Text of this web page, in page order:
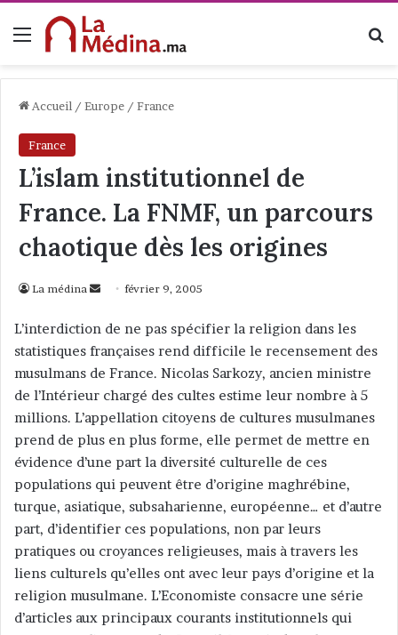
Menu
Accueil / Europe / France
France
L’islam institutionnel de
France. La FNMF, un parcours
chaotique dès les origines
La médina
v
o
y
e
r
u
n
c
o
u
février 9, 2005
L’interdiction de ne pas spécifier la religion dans les
statistiques françaises rend difficile le recensement des
musulmans de France. Nicolas Sarkozy, ancien ministre
de l’Intérieur chargé des cultes estime leur nombre à 5
millions. L’appellation citoyens de cultures musulmanes
prend de plus en plus forme, elle permet de mettre en
évidence d’une part la diversité culturelle de ces
populations qui peuvent être d’origine maghrébine,
turque, asiatique, subsaharienne, européenne… et d’autre
part, d’identifier ces populations, non par leurs
pratiques ou croyances religieuses, mais à travers les
liens culturels qu’elles ont avec leur pays d’origine et la
religion musulmane. L’Economiste consacre une série
d’articles aux principaux courants institutionnels qui